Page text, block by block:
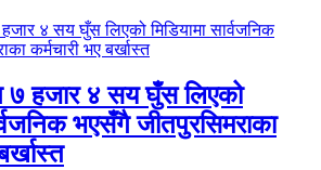
७ हजार ४ सय घुँस लिएको
भएसँगै जीतपुरसिमराका